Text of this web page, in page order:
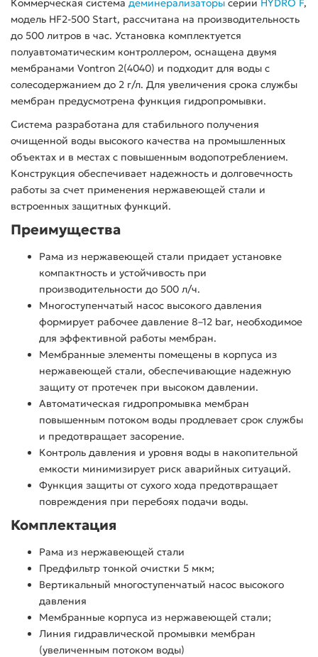
Коммерческая система деминерализаторы серии HYDRO F,
модель HF2-500 Start, рассчитана на производительность
до 500 литров в час. Установка комплектуется
полуавтоматическим контроллером, оснащена двумя
мембранами Vontron 2(4040) и подходит для воды с
солесодержанием до 2 г/л. Для увеличения срока службы
мембран предусмотрена функция гидропромывки.
Система разработана для стабильного получения
очищенной воды высокого качества на промышленных
объектах и в местах с повышенным водопотреблением.
Конструкция обеспечивает надежность и долговечность
работы за счет применения нержавеющей стали и
встроенных защитных функций.
Преимущества
Рама из нержавеющей стали придает установке
компактность и устойчивость при
производительности до 500 л/ч.
Многоступенчатый насос высокого давления
формирует рабочее давление 8–12 bar, необходимое
для эффективной работы мембран.
Мембранные элементы помещены в корпуса из
нержавеющей стали, обеспечивающие надежную
защиту от протечек при высоком давлении.
Автоматическая гидропромывка мембран
повышенным потоком воды продлевает срок службы
и предотвращает засорение.
Контроль давления и уровня воды в накопительной
емкости минимизирует риск аварийных ситуаций.
Функция защиты от сухого хода предотвращает
повреждения при перебоях подачи воды.
Комплектация
Рама из нержавеющей стали
Предфильтр тонкой очистки 5 мкм;
Вертикальный многоступенчатый насос высокого
давления
Мембранные корпуса из нержавеющей стали;
Линия гидравлической промывки мембран
(увеличенным потоком воды)